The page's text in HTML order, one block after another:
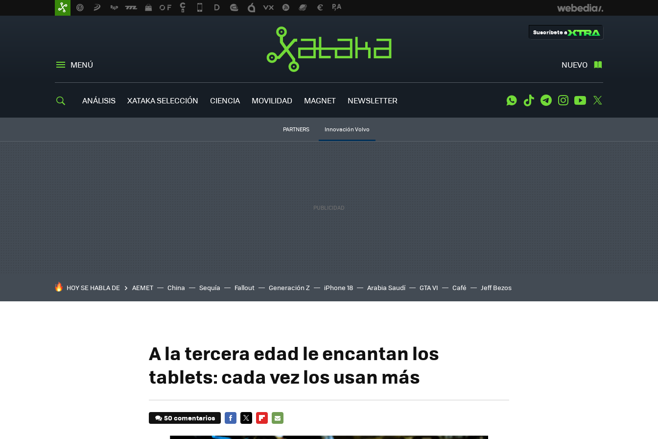
MENÚ NUEVO
Suscríbete a
ANÁLISIS XATAKA SELECCIÓN CIENCIA MOVILIDAD MAGNET NEWSLETTER WhatsApp
Tiktok TelegramInstagramYoutube
PARTNERS Innovación Volvo
HOY SE HABLA DE AEMET China Sequía Fallout Generación Z iPhone 18 Arabia Saudí GTA VI Café Jeff Bezos
A la tercera edad le encantan los
tablets: cada vez los usan más
50 comentarios